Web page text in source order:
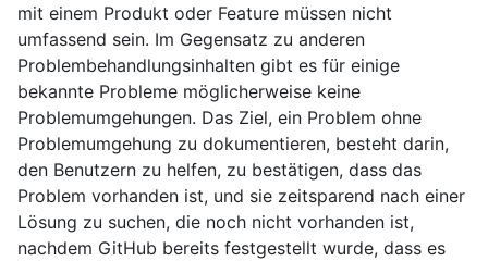
mit einem Produkt oder Feature müssen nicht
umfassend sein. Im Gegensatz zu anderen
Problembehandlungsinhalten gibt es für einige
bekannte Probleme möglicherweise keine
Problemumgehungen. Das Ziel, ein Problem ohne
Problemumgehung zu dokumentieren, besteht darin,
den Benutzern zu helfen, zu bestätigen, dass das
Problem vorhanden ist, und sie zeitsparend nach einer
Lösung zu suchen, die noch nicht vorhanden ist,
nachdem GitHub bereits festgestellt wurde, dass es